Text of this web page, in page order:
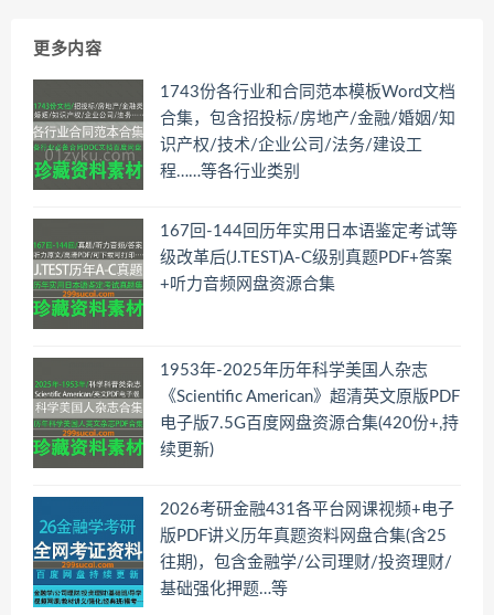
更多内容
1743份各行业和合同范本模板Word文档
合集，包含招投标/房地产/金融/婚姻/知
识产权/技术/企业公司/法务/建设工
程……等各行业类别
167回-144回历年实用日本语鉴定考试等
级改革后(J.TEST)A-C级别真题PDF+答案
+听力音频网盘资源合集
1953年-2025年历年科学美国人杂志
《Scientific American》超清英文原版PDF
电子版7.5G百度网盘资源合集(420份+,持
续更新)
2026考研金融431各平台网课视频+电子
版PDF讲义历年真题资料网盘合集(含25
往期)，包含金融学/公司理财/投资理财/
基础强化押题…等